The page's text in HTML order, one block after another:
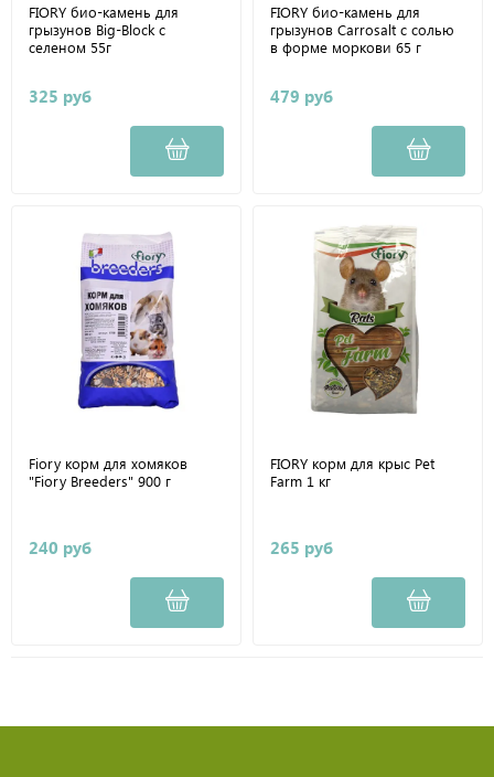
FIORY био-камень для
грызунов Big-Block с
селеном 55г
325 руб
FIORY био-камень для
грызунов Carrosalt с солью
в форме моркови 65 г
479 руб
Fiory корм для хомяков
"Fiory Breeders" 900 г
240 руб
FIORY корм для крыс Pet
Farm 1 кг
265 руб